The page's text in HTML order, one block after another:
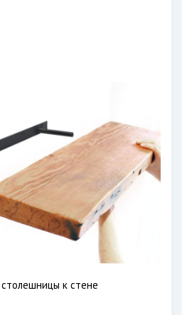
к стене